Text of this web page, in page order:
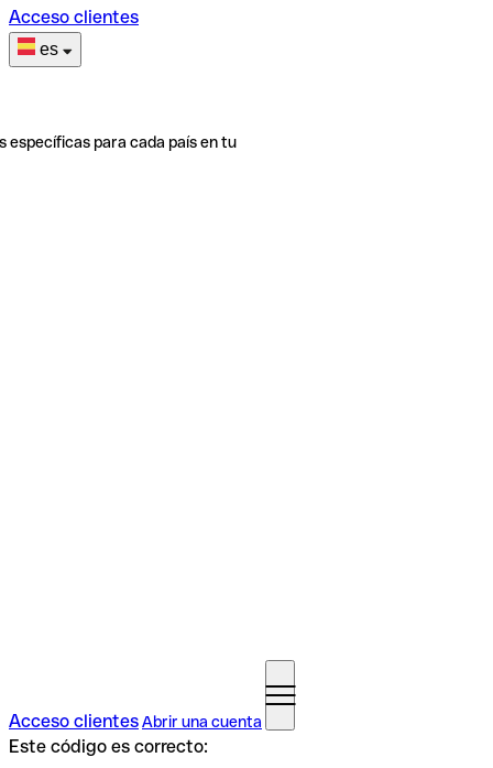
Acceso clientes
es
específicas para cada país en tu
Acceso clientesAbrir una cuenta
Este código es correcto: